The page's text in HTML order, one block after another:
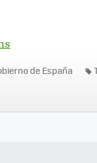
de España